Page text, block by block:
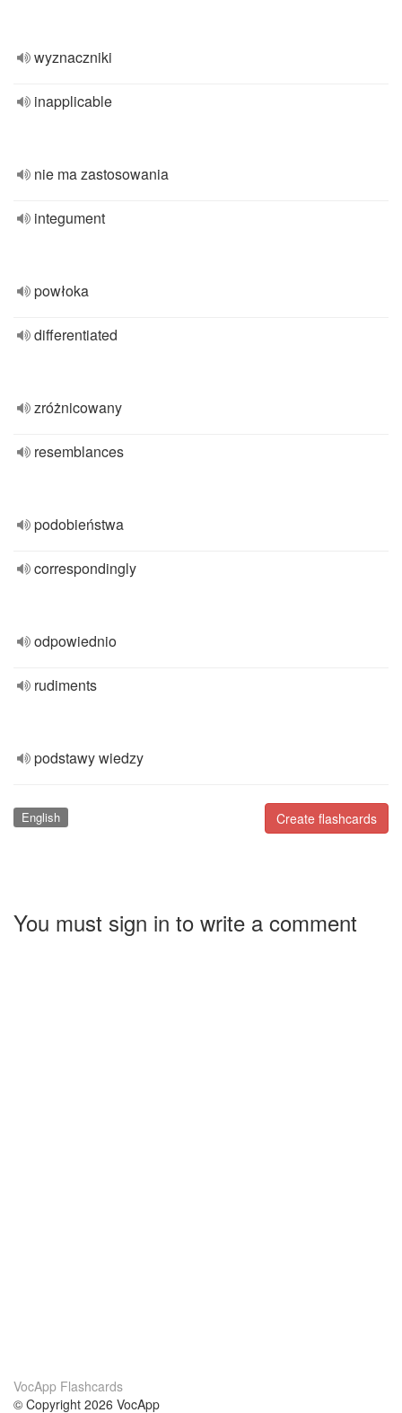
wyznaczniki
inapplicable
nie ma zastosowania
integument
powłoka
differentiated
zróżnicowany
resemblances
podobieństwa
correspondingly
odpowiednio
rudiments
podstawy wiedzy
Create flashcards
English
You must sign in to write a comment
VocApp Flashcards
© Copyright 2026 VocApp